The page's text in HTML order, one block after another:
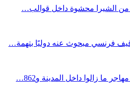
فرنسي مبحوث عنه دوليًا بتهمة…